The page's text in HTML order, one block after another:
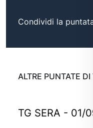
Condividi la
ALTRE PUNTATE DI
TG SERA - 01/